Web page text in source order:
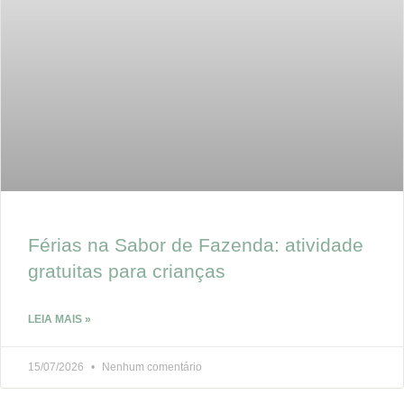
Férias na Sabor de Fazenda: atividade
gratuitas para crianças
LEIA MAIS »
15/07/2026 Nenhum comentário